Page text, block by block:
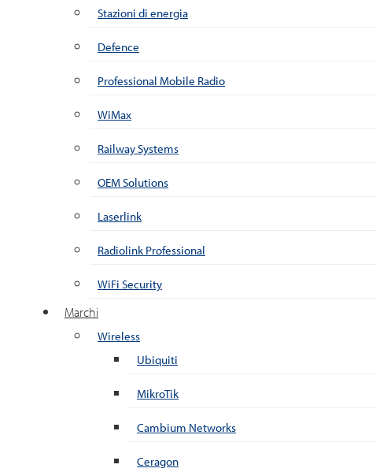
Stazioni di energia
Defence
Professional Mobile Radio
WiMax
Railway Systems
OEM Solutions
Laserlink
Radiolink Professional
WiFi Security
Marchi
Wireless
Ubiquiti
MikroTik
Cambium Networks
Ceragon